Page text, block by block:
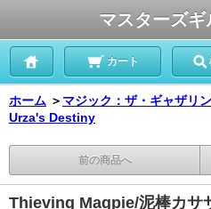
マスターズ
カート
ホーム ＞ マジック：ザ・ギャザリ
Urza's Destiny
前の商品へ
Thieving Magpie/泥棒カサ